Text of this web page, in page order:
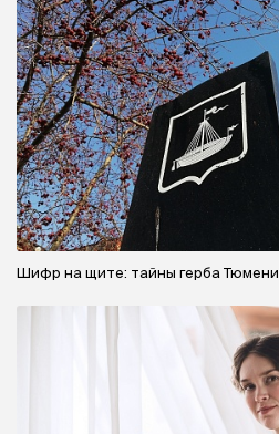
Шифр на щите: тайны герба Тюмени